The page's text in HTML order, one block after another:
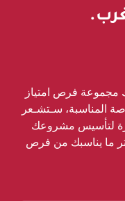
مجموعة فرص امتياز
المناسبة، سـتشـعر
لتأسيس مشروعك
ما يناسبك من فرص